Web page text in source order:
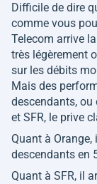
Difficile de dire
comme vous
Telecom arrive
très légèrement
sur les débits
Mais des
descendants,
et SFR, le prive
Quant à
descendants en
Quant à SFR, il